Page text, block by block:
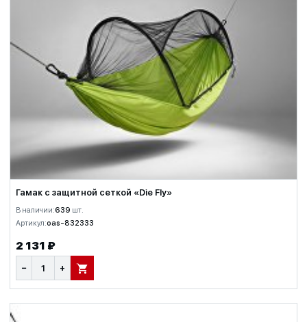
Гамак с защитной сеткой «Die Fly»
В наличии:639 шт.
Артикул:oas-832333
2 131 ₽
− + В КОРЗИНУ